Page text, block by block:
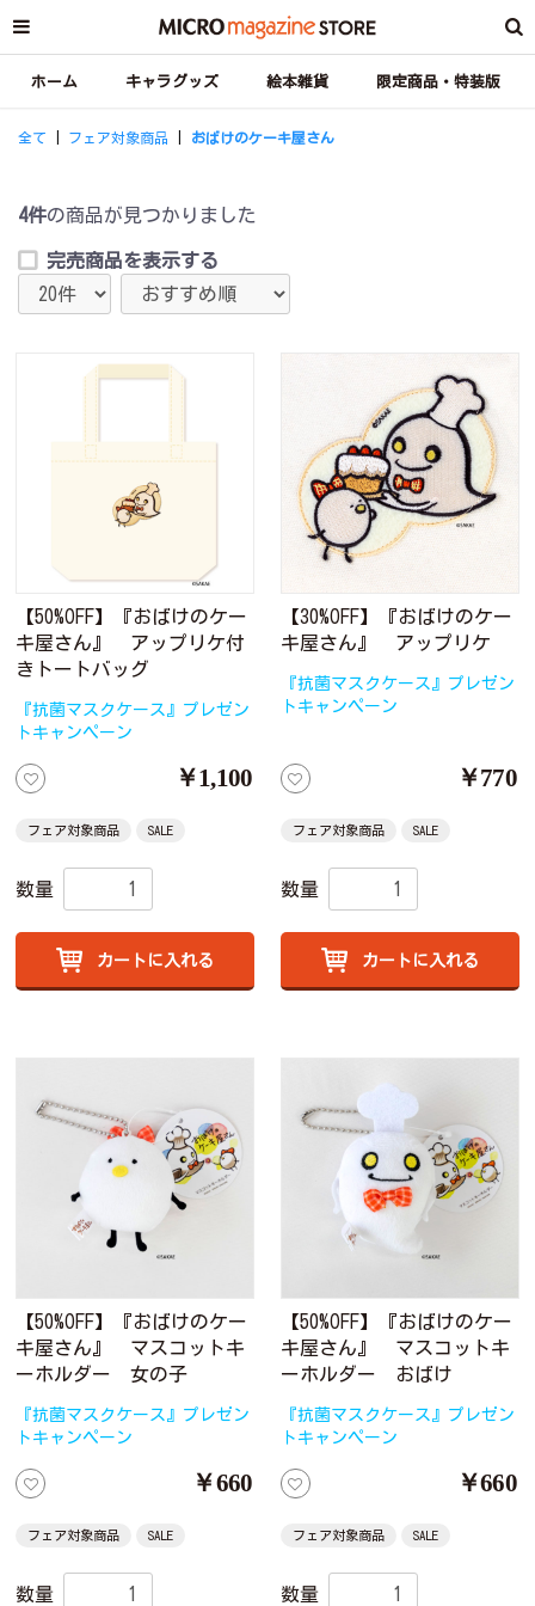
ホーム キャラグッズ 絵本雑貨 限定商品・特装版
全て フェア対象商品 おばけのケーキ屋さん
4件の商品が見つかりました
完売商品を表示する
【50%OFF】『おばけのケー
キ屋さん』 アップリケ付
きトートバッグ
『抗菌マスクケース』プレゼン
トキャンペーン
￥1,100
フェア対象商品 SALE
数量
カートに入れる
【30%OFF】『おばけのケー
キ屋さん』 アップリケ
『抗菌マスクケース』プレゼン
トキャンペーン
￥770
フェア対象商品 SALE
数量
カートに入れる
【50%OFF】『おばけのケー
キ屋さん』 マスコットキ
ーホルダー 女の子
『抗菌マスクケース』プレゼン
トキャンペーン
￥660
フェア対象商品 SALE
数量
【50%OFF】『おばけのケー
キ屋さん』 マスコットキ
ーホルダー おばけ
『抗菌マスクケース』プレゼン
トキャンペーン
￥660
フェア対象商品 SALE
数量